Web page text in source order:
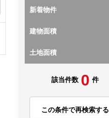
新着物件
建物面積
土地面積
該当件数 0 件
この条件で再検索する